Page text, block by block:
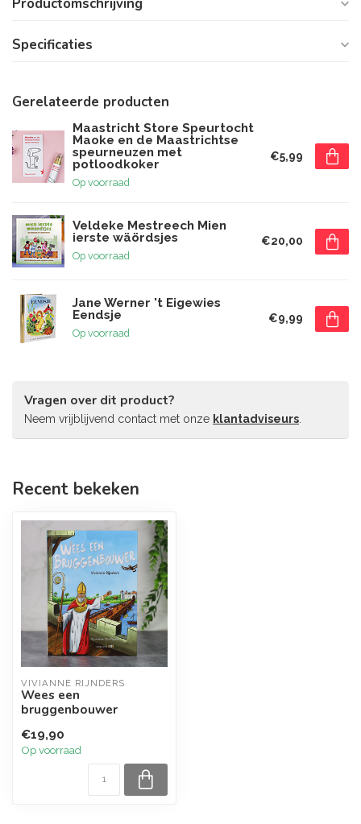
Specificaties
Gerelateerde producten
Maastricht Store Speurtocht
Maoke en de Maastrichtse
speurneuzen met
potloodkoker
Op voorraad
€5,99
Veldeke Mestreech Mien
ierste wäördsjes
Op voorraad
€20,00
Jane Werner 't Eigewies
Eendsje
Op voorraad
€9,99
Vragen over dit product?
Neem vrijblijvend contact met onze klantadviseurs
Recent bekeken
VIVIANNE RIJNDERS
Wees een
bruggenbouwer
€19,90
Op voorraad